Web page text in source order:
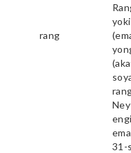
rang
31-